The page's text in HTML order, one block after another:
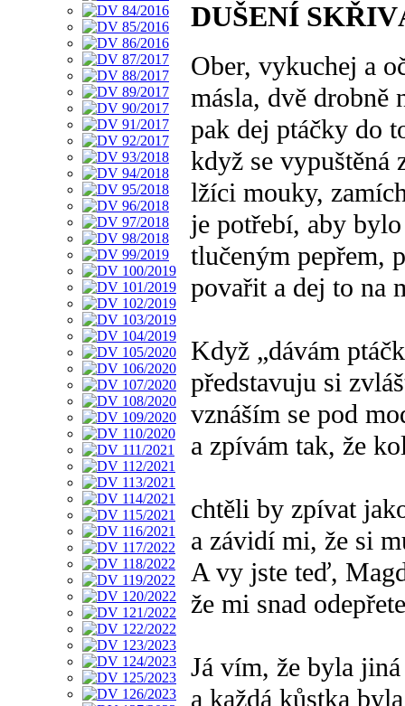
DUŠENÍ
Ober, vykuchej a
másla, dvě drobně
pak dej ptáčky do
když se vypuštěná
lžíci mouky,
je potřebí, aby
tlučeným pepřem,
povařit a dej to na
Když „dávám
představuju si
vznáším se pod
a zpívám tak, že
chtěli by zpívat
a závidí mi, že si
A vy jste teď,
že mi snad
Já vím, že byla
a každá kůstka